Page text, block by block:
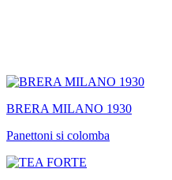
BRERA MILANO 1930
Panettoni si colomba